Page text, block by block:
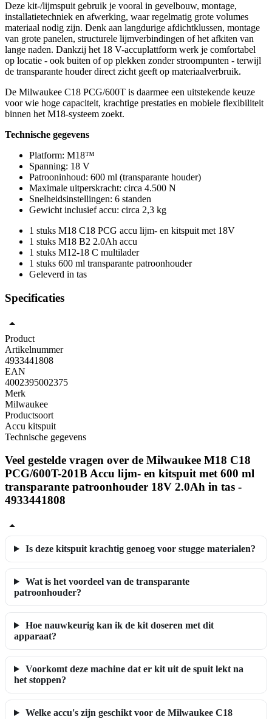
Deze kit-/lijmspuit gebruik je vooral in gevelbouw, montage,
installatietechniek en afwerking, waar regelmatig grote volumes
materiaal nodig zijn. Denk aan langdurige afdichtklussen, montage
van grote panelen, structurele lijmverbindingen of het afkiten van
lange naden. Dankzij het 18 V-accuplattform werk je comfortabel
op locatie - ook buiten of op plekken zonder stroompunten - terwijl
de transparante houder direct zicht geeft op materiaalverbruik.
De Milwaukee C18 PCG/600T is daarmee een uitstekende keuze
voor wie hoge capaciteit, krachtige prestaties en mobiele flexibiliteit
binnen het M18-systeem zoekt.
Technische gegevens
Platform: M18™
Spanning: 18 V
Patrooninhoud: 600 ml (transparante houder)
Maximale uitperskracht: circa 4.500 N
Snelheidsinstellingen: 6 standen
Gewicht inclusief accu: circa 2,3 kg
1 stuks M18 C18 PCG accu lijm- en kitspuit met 18V
1 stuks M18 B2 2.0Ah accu
1 stuks M12-18 C multilader
1 stuks 600 ml transparante patroonhouder
Geleverd in tas
Specificaties
Product
Artikelnummer
4933441808
EAN
4002395002375
Merk
Milwaukee
Productsoort
Accu kitspuit
Technische gegevens
Veel gestelde vragen over de Milwaukee M18 C18
PCG/600T-201B Accu lijm- en kitspuit met 600 ml
transparante patroonhouder 18V 2.0Ah in tas -
4933441808
Is deze kitspuit krachtig genoeg voor stugge materialen?
Wat is het voordeel van de transparante
patroonhouder?
Hoe nauwkeurig kan ik de kit doseren met dit
apparaat?
Voorkomt deze machine dat er kit uit de spuit lekt na
het stoppen?
Welke accu's zijn geschikt voor de Milwaukee C18